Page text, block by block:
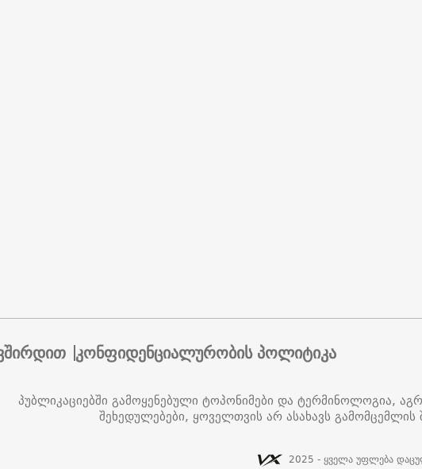
კონფიდენციალურობის პოლიტიკა
პუბლიკაციებში გამოყენებული ტოპონიმები და ტერმინოლოგია,
შეხედულებები, ყოველთვის არ ასახავს გამომცემლის
2025 - ყველა უფლება